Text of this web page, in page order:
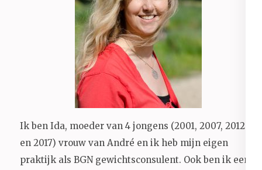
Ik ben Ida, moeder van 4 jongens (2001, 2007, 2012
en 2017) vrouw van André en ik heb mijn eigen
praktijk als BGN gewichtsconsulent. Ook ben ik een